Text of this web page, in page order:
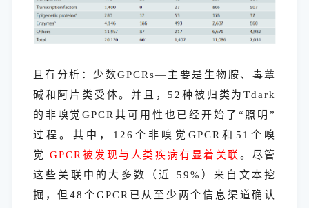
且有分析：少数GPCRs—主要是生物胺、毒蕈
碱和阿片类受体。并且，52种被归类为Tdark
的非嗅觉GPCR其可用性也已经开始了“照明”
过程。其中，126个非嗅觉GPCR和51个嗅
觉GPCR被发现与人类疾病有显着关联。尽管
这些关联中的大多数（近 59%）来自文本挖
掘，但48个GPCR已从至少两个信息渠道确认